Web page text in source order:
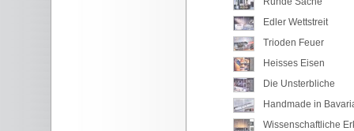
Edler Wettstreit
Trioden Feuer
Heisses Eisen
Die Unsterbliche
Handmade in
Wissenschaftliche